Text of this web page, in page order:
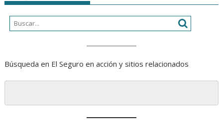
Búsqueda en El Seguro en acción y sitios relacionados